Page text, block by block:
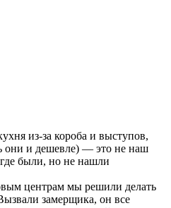
из-за короба и выступов,
они и дешевле) — это не наш
были, но не нашли
центрам мы решили делать
замерщика, он все